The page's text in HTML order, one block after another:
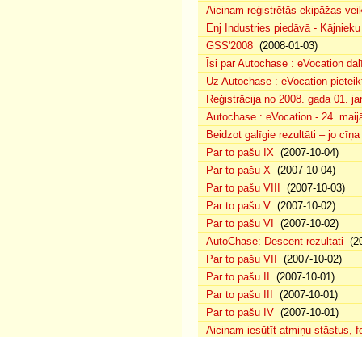
Aicinam reģistrētās ekipāžas
Enj Industries piedāvā -
GSS'2008 (2008-01-03)
Īsi par Autochase : eVocation
Uz Autochase : eVocation
Reģistrācija no 2008. gada 01.
Autochase : eVocation - 24.
Beidzot galīgie rezultāti – jo
Par to pašu IX (2007-10-04)
Par to pašu X (2007-10-04)
Par to pašu VIII
(2007-10-03)
Par to pašu V (2007-10-02)
Par to pašu VI
(2007-10-02)
AutoChase: Descent rezultāti
Par to pašu VII
(2007-10-02)
Par to pašu II
(2007-10-01)
Par to pašu III
(2007-10-01)
Par to pašu IV (2007-10-01)
Aicinam iesūtīt atmiņu stāstus,